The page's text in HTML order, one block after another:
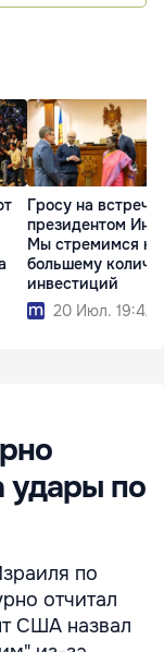
Гросу на встрече
президентом
Мы стремимся к
большему
инвестиций
20 Июл. 19:42
удары по
по
отчитал
США назвал